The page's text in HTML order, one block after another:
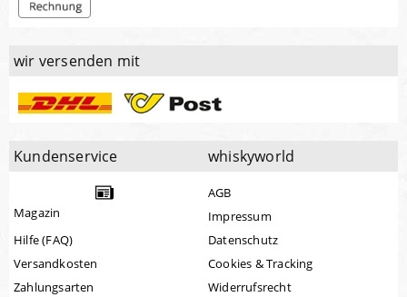
wir versenden mit
Kundenservice
Magazin
Hilfe (FAQ)
Versandkosten
Zahlungsarten
whiskyworld
AGB
Impressum
Datenschutz
Cookies & Tracking
Widerrufsrecht